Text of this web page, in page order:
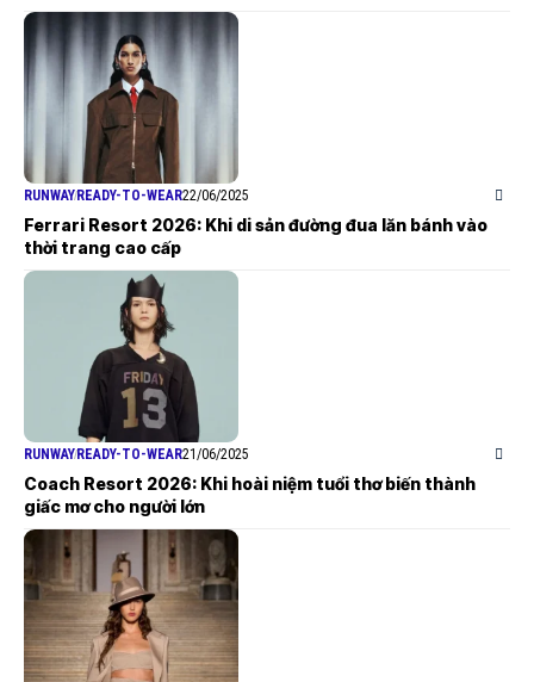
RUNWAYREADY-TO-WEAR22/06/2025
Ferrari Resort 2026: Khi di sản đường đua lăn bánh vào
thời trang cao cấp
RUNWAYREADY-TO-WEAR21/06/2025
Coach Resort 2026: Khi hoài niệm tuổi thơ biến thành
giấc mơ cho người lớn